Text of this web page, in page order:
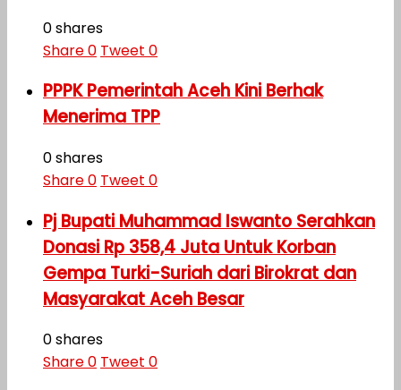
0 shares
Share0 Tweet 0
PPPK Pemerintah Aceh Kini Berhak
Menerima TPP
0 shares
Share0 Tweet 0
Pj Bupati Muhammad Iswanto Serahkan
Donasi Rp 358,4 Juta Untuk Korban
Gempa Turki-Suriah dari Birokrat dan
Masyarakat Aceh Besar
0 shares
Share0 Tweet 0